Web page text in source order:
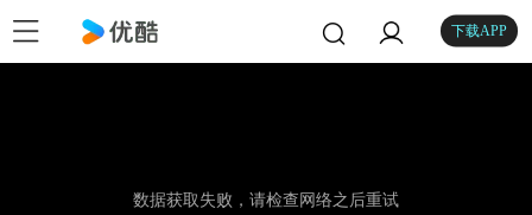
下载APP
数据获取失败，请检查网络之后重试